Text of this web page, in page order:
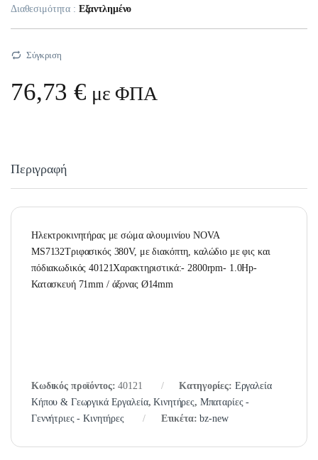
Διαθεσιμότητα : Εξαντλημένο
Σύγκριση
76,73€ με ΦΠΑ
Περιγραφή
Ηλεκτροκινητήρας με σώμα αλουμινίου NOVA
MS7132Τριφασικός 380V, με διακόπτη, καλώδιο με φις και
πόδιακωδικός 40121Χαρακτηριστικά:- 2800rpm- 1.0Hp-
Κατασκευή 71mm / άξονας Ø14mm
Κωδικός προϊόντος:40121 Κατηγορίες: Εργαλεία
Κήπου & Γεωργικά Εργαλεία,Κινητήρες, Μπαταρίες -
Γεννήτριες - Κινητήρες
Ετικέτα:bz-new